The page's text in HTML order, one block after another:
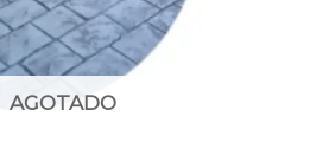
AGOTADO